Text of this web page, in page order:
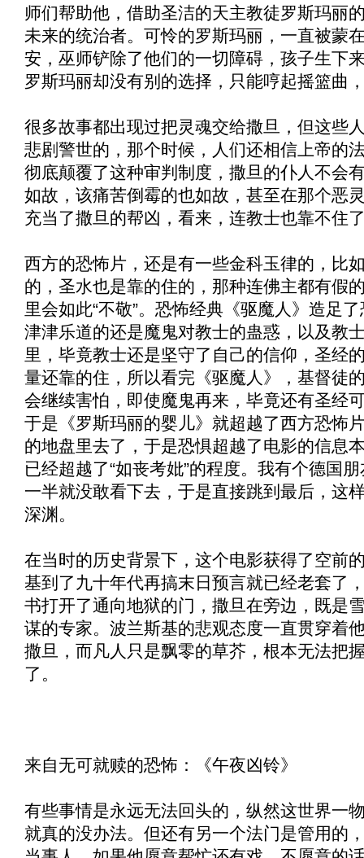
师们帮助他，借助圣洁的天主教徒罗斯玛丽
未来的统治者。可怜的罗斯玛丽，一直被蒙
安，巫师铲除了他们的一切障碍，孩子生下
罗斯玛丽却没有别的选择，只能哼起摇篮曲
很多故事都出现过把灵魂交给撒旦，但这些
悲剧警世的，那个时候，人们还相信上帝的
彻底颠覆了这种审判制度，撒旦的仆人不会
如故，该痛苦倒霉的也如故，甚至在那个恶
充当了撒旦的帮凶，看来，连教士也靠不住
西方的恐怖片，还是有一些金科玉律的，比
的，圣水也是靠的住的，那种连佛主都有假
里会如此“不敬”。恐怖经典《驱魔人 》造足
津津乐道的还是魔鬼对教士的蛊惑，以及教
里，毕竟教士还是坚守了自己的信仰，圣经
量还靠的住，所以看完《驱魔人 》，基督徒
会继续害怕，即使魔鬼再来，毕竟还有圣经
于是《罗斯玛丽的婴儿》就超越了西方恐怖
的地盘里去了，于是恐惧超越了电影的信息
已经超越了“如丧考妣”的程度。我有个德国
一半就没敢看下去，于是直接跳到最后，这
深渊。
在当时的历史背景下，这个电影获得了空前
基到了九十年代再搞末日预言就已经老套了
书打开了通向地狱的门，撒旦在旁边，既是
谋的专家。波兰斯基的悲观态度一直贯穿着
撒旦，而凡人只是飘零的草芥，根本无法把
了。
来自无可就赎的恐怖：《午夜凶铃》
有些事情是永远无法回头的，纵然这世界一
就真的没办法。但还有另一个法门是管用的